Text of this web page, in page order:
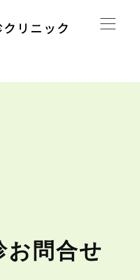
お問合せ